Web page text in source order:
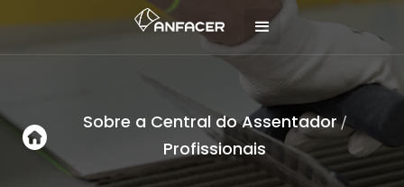
Sobre a Central do Assentador/
Profissionais